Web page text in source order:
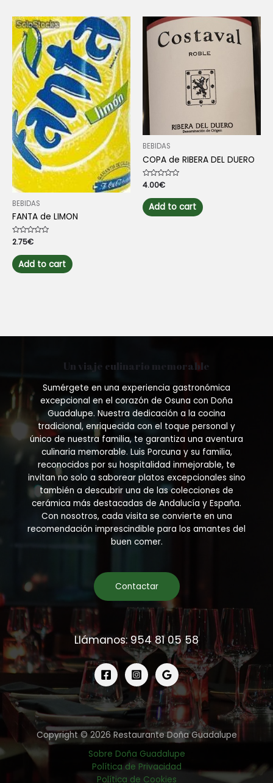
BEBIDAS
FANTA de LIMON
Rated
0
out
of
5
2.75€
Add to cart
BEBIDAS
COPA de RIBERA DEL DUERO
Rated
0
out
of
5
4.00€
Add to cart
Un viaje culinario memorable
Sumérgete en una experiencia gastronómica
excepcional en el corazón de Osuna con Doña
Guadalupe. Nuestra dedicación a la cocina
tradicional, enriquecida con el toque personal y
único de nuestra familia, te garantiza una aventura
culinaria memorable. Luis Porcuna y su familia,
reconocidos por su hospitalidad inmejorable, te
invitan no solo a saborear platos excepcionales sino
también a descubrir una de las colecciones de
cerámica más destacadas de Andalucía y España.
Con nosotros, cada visita se convierte en una
recomendación imprescindible para los amantes del
buen comer.
Contactar
Llámanos: 954 81 05 58
Copyright © 2026 Restaurante Doña Guadalupe
Sobre Doña Guadalupe
Política de Privacidad
Política de Cookies